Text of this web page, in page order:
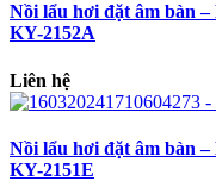
Nồi lẩu hơi đặt âm bàn
KY-2152A
Liên hệ
Nồi lẩu hơi đặt âm bàn
KY-2151E